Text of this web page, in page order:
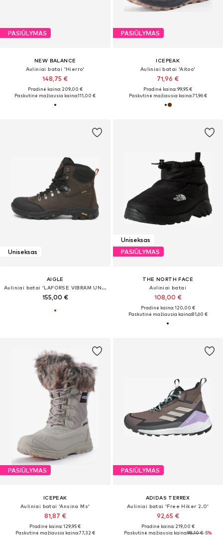
PASIŪLYMAS
NEW BALANCE
Auliniai batai 'Hierro'
148,75 €
Pradinė kaina: 209,00 €
Paskutinė mažiausia kaina:111,00 €
PASIŪLYMAS
ICEPEAK
Auliniai batai 'Aitoo'
71,96 €
Pradinė kaina: 99,95 €
Paskutinė mažiausia kaina:71,96 €
Uniseksas
AIGLE
Auliniai batai 'LAFORSE VIBRAM UNISEX'
155,00 €
Uniseksas
PASIŪLYMAS
THE NORTH FACE
Auliniai batai
108,00 €
Pradinė kaina: 120,00 €
Paskutinė mažiausia kaina:81,60 €
PASIŪLYMAS
ICEPEAK
Auliniai batai 'Ansina Ms'
81,87 €
Pradinė kaina: 129,95 €
Paskutinė mažiausia kaina:77,32 €
PASIŪLYMAS
ADIDAS TERREX
Auliniai batai 'Free Hiker 2.0'
92,65 €
Pradinė kaina: 219,00 €
Paskutinė mažiausia kaina:98,10 €-5%